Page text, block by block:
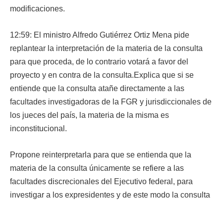
modificaciones.
12:59: El ministro Alfredo Gutiérrez Ortiz Mena pide
replantear la interpretación de la materia de la consulta
para que proceda, de lo contrario votará a favor del
proyecto y en contra de la consulta.Explica que si se
entiende que la consulta atañe directamente a las
facultades investigadoras de la FGR y jurisdiccionales de
los jueces del país, la materia de la misma es
inconstitucional.
Propone reinterpretarla para que se entienda que la
materia de la consulta únicamente se refiere a las
facultades discrecionales del Ejecutivo federal, para
investigar a los expresidentes y de este modo la consulta